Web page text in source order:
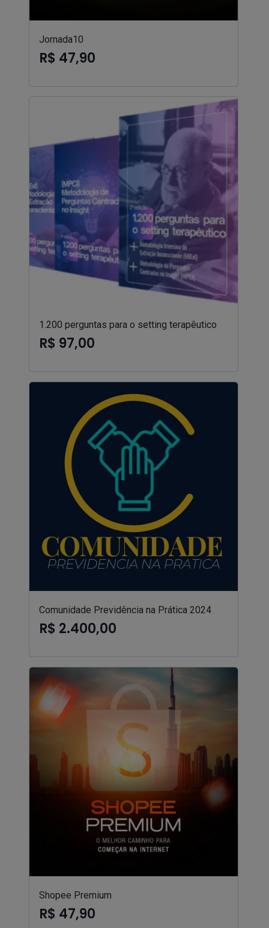
Jornada10
R$ 47,90
1.200 perguntas para o setting terapêutico
R$ 97,00
Comunidade Previdência na Prática 2024
R$ 2.400,00
Shopee Premium
R$ 47,90